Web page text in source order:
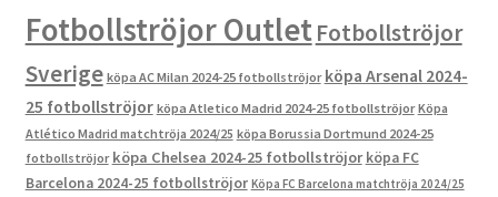
Fotbollströjor OutletFotbollströjor
Sverige köpa AC Milan 2024-25 fotbollströjor köpa Arsenal 2024-
25 fotbollströjor köpa Atletico Madrid 2024-25 fotbollströjor Köpa
Atlético Madrid matchtröja 2024/25 köpa Borussia Dortmund 2024-25
fotbollströjor köpa Chelsea 2024-25 fotbollströjor köpa FC
Barcelona 2024-25 fotbollströjor Köpa FC Barcelona matchtröja 2024/25